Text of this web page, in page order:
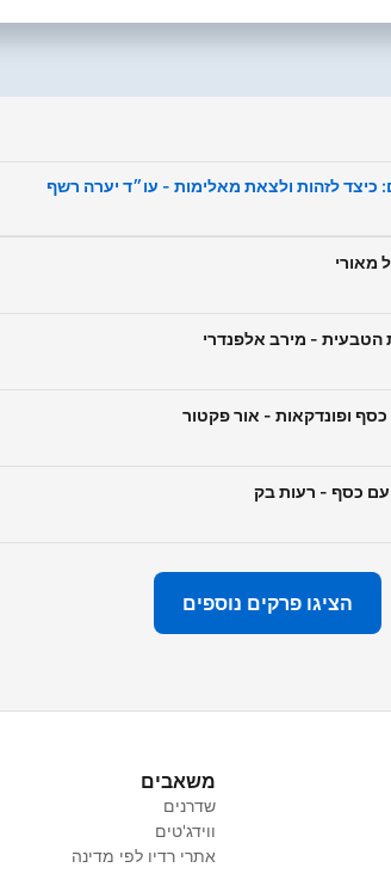
הציגו פרקים נוספים
משאבים
שדרנים
ווידג'טים
אתרי רדיו לפי מדינה